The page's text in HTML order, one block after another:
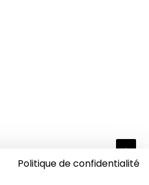
Politique de confidentialité